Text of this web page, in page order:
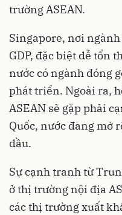
trường ASEAN.
Singapore, nơi
GDP, đặc biệt dễ tổn
nước có ngành đóng
phát triển. Ngoài ra,
ASEAN sẽ gặp phải
Quốc, nước đang mở
dầu.
Sự cạnh tranh từ
ở thị trường nội địa
các thị trường xuất